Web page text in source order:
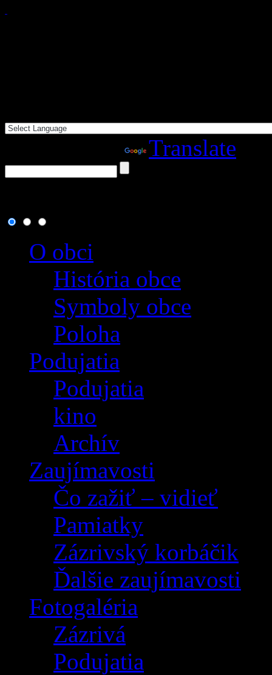
Translate
O obci
História obce
Symboly obce
Poloha
Podujatia
Podujatia
kino
Archív
Zaujímavosti
Čo zažiť – vidieť
Pamiatky
Zázrivský korbáčik
Ďalšie zaujímavosti
Fotogaléria
Zázrivá
Podujatia